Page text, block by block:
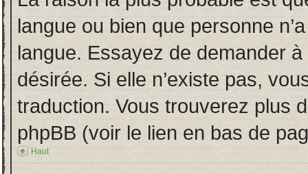
langue ou bien que personne
langue. Essayez de demander à
désirée. Si elle n’existe pas,
traduction. Vous trouverez plus
phpBB (voir le lien en bas de
Haut